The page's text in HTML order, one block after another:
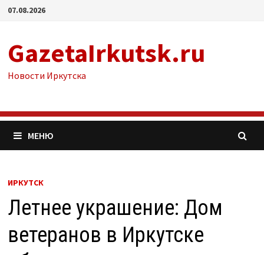
Перейти
07.08.2026
GazetaIrkutsk.ru
Новости Иркутска
МЕНЮ
ИРКУТСК
Летнее украшение: Дом
ветеранов в Иркутске